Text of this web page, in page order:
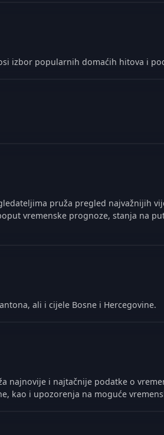
izbor popularnih domaćih hitova i
pruža pregled najvažnijih
vremenske prognoze, stanja na
ali i cijele Bosne i Hercegovine.
i najtačnije podatke o
kao i upozorenja na moguće